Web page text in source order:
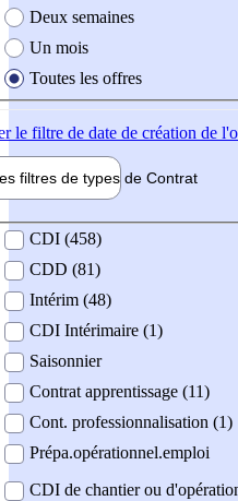
Deux semaines
Un mois
Toutes les offres
le filtre de date de création de
filtres de types de Contrat
contrat
CDI (458)
CDD (81)
Intérim (48)
CDI Intérimaire (1)
Saisonnier
Contrat apprentissage (11)
Cont. professionnalisation (1)
Prépa.opérationnel.emploi
CDI de chantier ou